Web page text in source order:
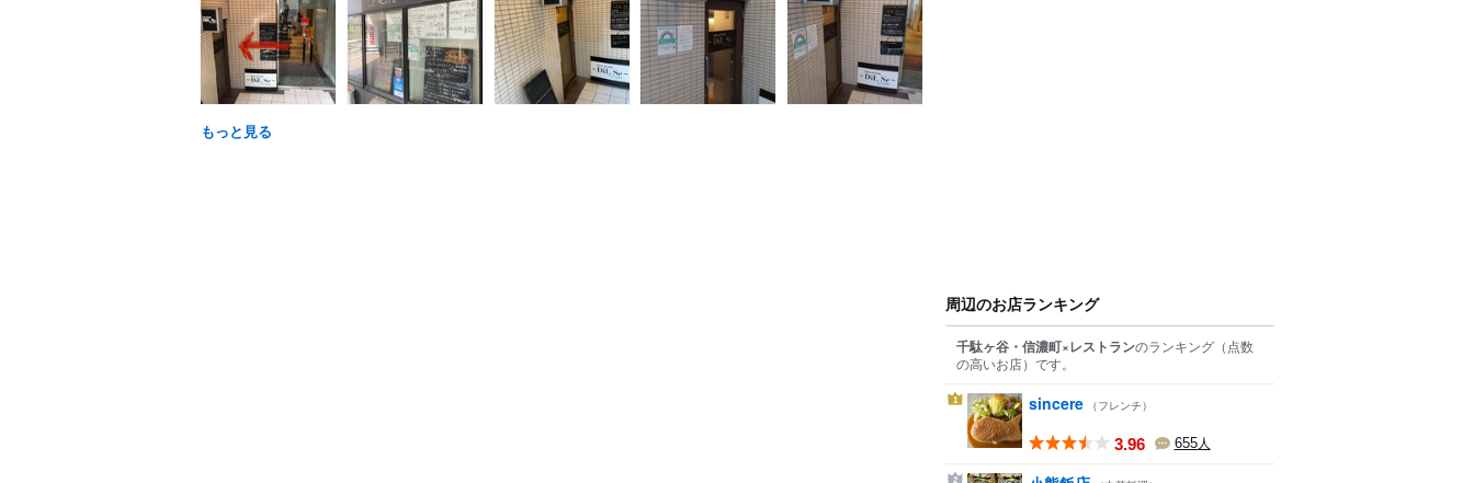
もっと見る
周辺のお店ランキング
千駄ヶ谷・信濃町×レストランのランキング （点数
の高いお店） です。
1 sincere （フレンチ）
3.96 655人
2